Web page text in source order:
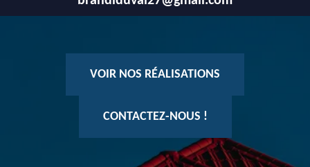
VOIR NOS RÉALISATIONS
CONTACTEZ-NOUS !